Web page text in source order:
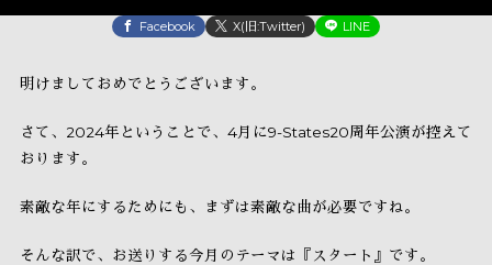
Facebook X(旧:Twitter) LINE
明けましておめでとうございます。
さて、2024年ということで、4月に9-States20周年公演が控えて
おります。
素敵な年にするためにも、まずは素敵な曲が必要ですね。
そんな訳で、お送りする今月のテーマは『スタート』です。